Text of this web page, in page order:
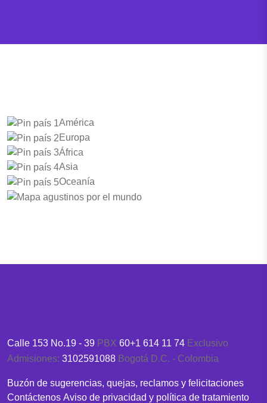
América
Europa
África
Asia
Oceanía
Calle 153 No.19 - 39 PBX 60+1 614 11 74 Exclusivo
Admisiones: 3102591088 Bogotá D.C. - Colombia
Buzón de sugerencias, quejas, reclamos y felicitaciones
Contáctenos Aviso de privacidad y política de tratamiento